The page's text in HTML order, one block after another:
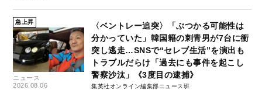
急上昇
ニュース
2026.08.06
〈ベントレー追突〉「ぶつかる可能性は
分かっていた」韓国籍の刺青男が7台に衝
突し逃走…SNSで“セレブ生活”を演出も
トラブルだらけ「過去にも事件を起こし
警察沙汰」《3度目の逮捕》
集英社オンライン編集部ニュース班